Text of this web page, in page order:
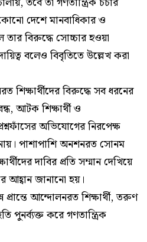
দেশে মানবাধিকার ও
তার বিরুদ্ধে সোচ্চার হওয়া
বলেও বিবৃতিতে উল্লেখ করা
শিক্ষার্থীদের বিরুদ্ধে সব ধরনের
আটক শিক্ষার্থী ও
অভিযোগের নিরপেক্ষ
পাশাপাশি অনশনরত সোনম
দাবির প্রতি সম্মান দেখিয়ে
আহ্বান জানানো হয়।
প্রান্তে আন্দোলনরত শিক্ষার্থী, তরুণ
পুনর্ব্যক্ত করে গণতান্ত্রিক